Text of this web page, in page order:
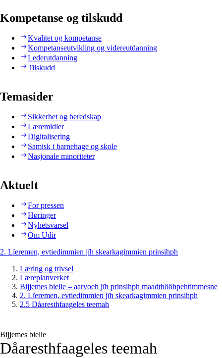
Kompetanse og tilskudd
Kvalitet og kompetanse
Kompetanseutvikling og videreutdanning
Lederutdanning
Tilskudd
Temasider
Sikkerhet og beredskap
Læremidler
Digitalisering
Samisk i barnehage og skole
Nasjonale minoriteter
Aktuelt
For pressen
Høringer
Nyhetsvarsel
Om Udir
2. Lïeremen, evtiedimmien jïh skearkagimmien prinsihph
Læring og trivsel
Læreplanverket
Bijjemes bielie – aarvoeh jïh prinsihph maadthööhpehtimmesne
2. Lïeremen, evtiedimmien jïh skearkagimmien prinsihph
2.5 Dåaresthfaageles teemah
Bijjemes bielie
Dåaresthfaageles teemah